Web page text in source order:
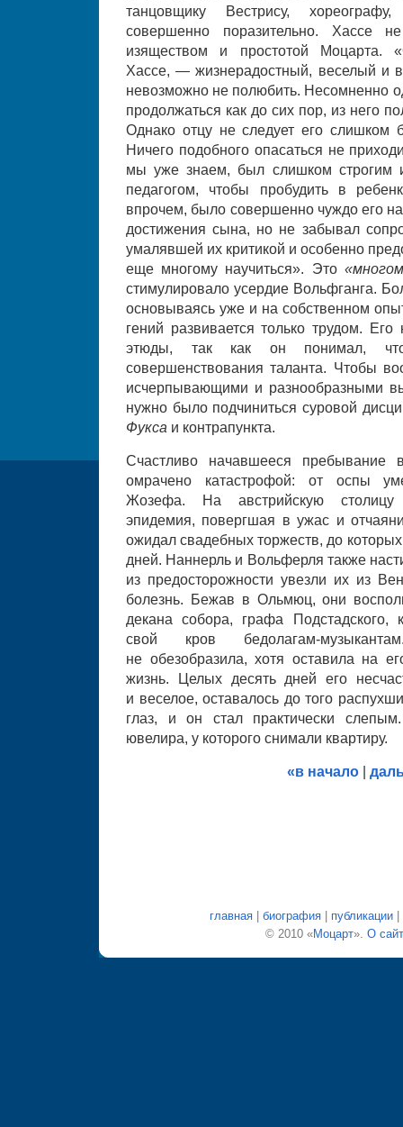
танцовщику Вестрису,
совершенно поразительно. Хассе
изяществом и простотой Моцарта.
Хассе, — жизнерадостный, веселый и
невозможно не полюбить. Несомненно
продолжаться как до сих пор, из него
Однако отцу не следует его слишком
Ничего подобного опасаться не
мы уже знаем, был слишком строгим
педагогом, чтобы пробудить в
впрочем, было совершенно чуждо его
достижения сына, но не забывал
умалявшей их критикой и особенно
еще многому научиться». Это
стимулировало усердие Вольфганга.
основываясь уже и на собственном
гений развивается только трудом.
этюды, так как он понимал,
совершенствования таланта. Чтобы
исчерпывающими и разнообразными
нужно было подчиниться суровой
Фукса и контрапункта.
Счастливо начавшееся
омрачено катастрофой: от оспы
Жозефа. На австрийскую столицу
эпидемия, повергшая в ужас и
ожидал свадебных торжеств, до которых
дней. Наннерль и Вольферля также
из предосторожности увезли их из
болезнь. Бежав в Ольмюц, они
декана собора, графа Подстадского,
свой кров бедолагам-
не обезобразила, хотя оставила на
жизнь. Целых десять дней его
и веселое, оставалось до того
глаз, и он стал практически
ювелира, у которого снимали квартиру.
«в начало |
главная| биография| публикации|
© 2010 «Моцарт». О